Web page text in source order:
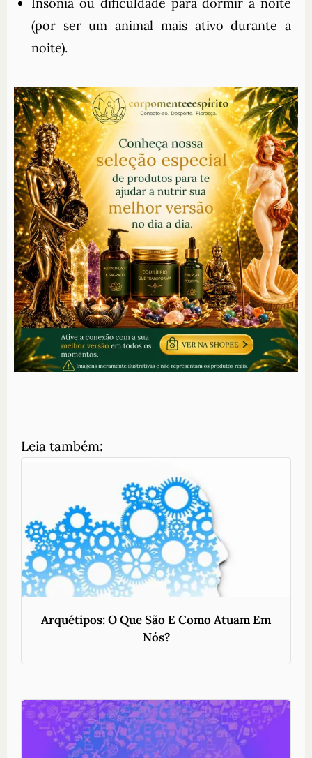
(por ser um animal mais ativo durante a
noite).
Leia também:
Arquétipos: O Que São E Como Atuam Em
Nós?